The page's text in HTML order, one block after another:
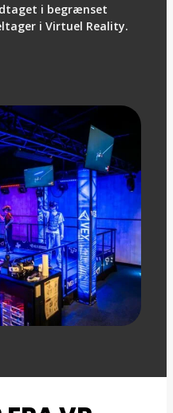
i begrænset
i Virtuel Reality.